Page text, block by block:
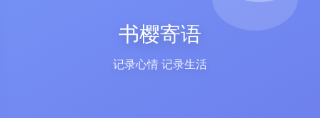
书樱寄语
记录心情 记录生活